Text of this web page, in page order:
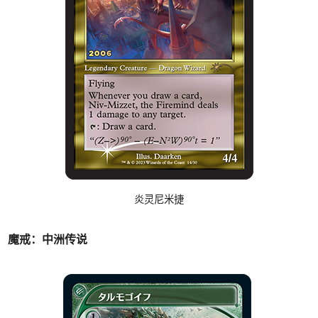
炎灵尼米捷
魔戒：中洲传说